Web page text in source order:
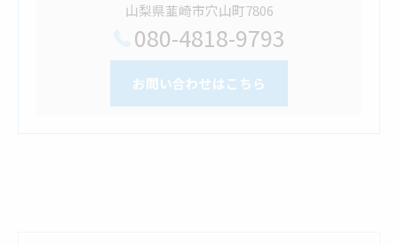
山梨県韮崎市穴山町7806
080-4818-9793
お問い合わせはこちら